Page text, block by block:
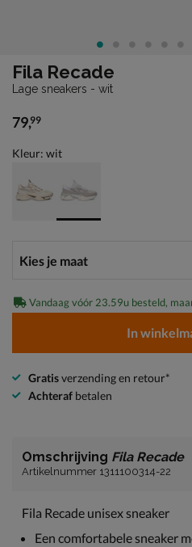
Fila Recade
Lage sneakers - wit
€ 79,99
79,99
Kleur: wit
Vandaag vóór 23.59u besteld,
In
Gratisverzending en retour*
Achteraf betalen
Omschrijving Fila Recade
Artikelnummer 1311100314-22
Fila Recade unisex sneaker
Een comfortabele sneaker